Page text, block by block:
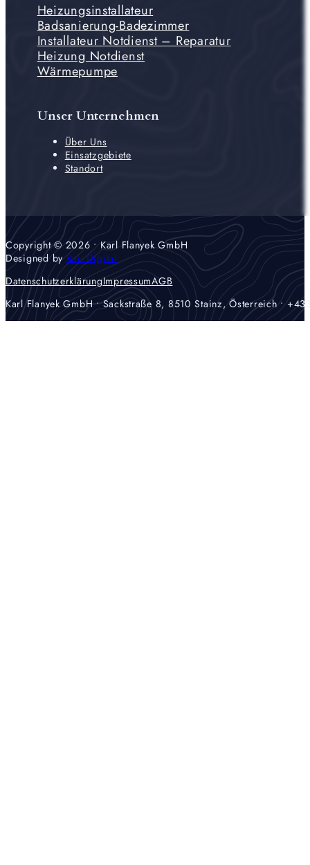
Heizungsinstallateur
Badsanierung-Badezimmer
Installateur Notdienst – Reparatur
Heizung Notdienst
Wärmepumpe
Unser Unternehmen
Über Uns
Einsatzgebiete
Standort
Copyright © 2026 • Karl Flanyek GmbH
Designed by Rau Digital
DatenschutzerklärungImpressumAGB
Karl Flanyek GmbH • Sackstraße 8, 8510 Stainz, Österreich •